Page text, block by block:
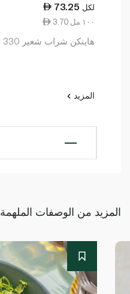
73.25 لكل
3.70 ١٠٠ مل
هاينكن شراب شعير 330 مل 6 قطع
المزيد
المزيد من الوصفات الملهمة